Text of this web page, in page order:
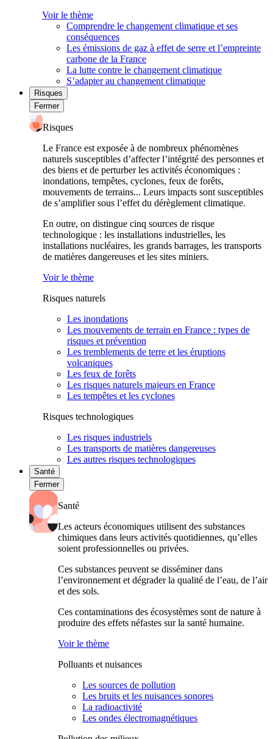
Voir le thème
Comprendre le changement climatique et ses
conséquences
Les émissions de gaz à effet de serre et l’empreinte
carbone de la France
La lutte contre le changement climatique
S’adapter au changement climatique
Risques
Fermer
Risques
Le France est exposée à de nombreux phénomènes
naturels susceptibles d’affecter l’intégrité des personnes et
des biens et de perturber les activités économiques :
inondations, tempêtes, cyclones, feux de forêts,
mouvements de terrains... Leurs impacts sont susceptibles
de s’amplifier sous l’effet du dérèglement climatique.
En outre, on distingue cinq sources de risque
technologique : les installations industrielles, les
installations nucléaires, les grands barrages, les transports
de matières dangereuses et les sites miniers.
Voir le thème
Risques naturels
Les inondations
Les mouvements de terrain en France : types de
risques et prévention
Les tremblements de terre et les éruptions
volcaniques
Les feux de forêts
Les risques naturels majeurs en France
Les tempêtes et les cyclones
Risques technologiques
Les risques industriels
Les transports de matières dangereuses
Les autres risques technologiques
Santé
Fermer
Santé
Les acteurs économiques utilisent des substances
chimiques dans leurs activités quotidiennes, qu’elles
soient professionnelles ou privées.
Ces substances peuvent se disséminer dans
l’environnement et dégrader la qualité de l’eau, de l’air
et des sols.
Ces contaminations des écosystèmes sont de nature à
produire des effets néfastes sur la santé humaine.
Voir le thème
Polluants et nuisances
Les sources de pollution
Les bruits et les nuisances sonores
La radioactivité
Les ondes électromagnétiques